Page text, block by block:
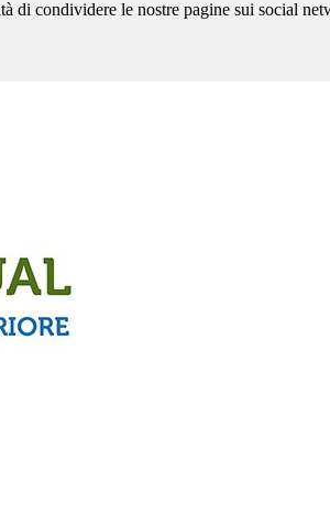
di condividere le nostre pagine sui social